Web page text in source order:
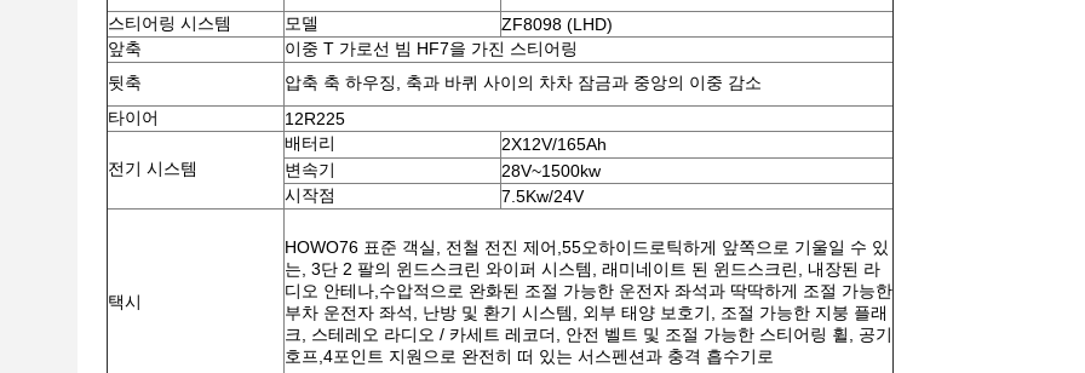
스티어링 시스템
모델
ZF8098 (LHD)
앞축
이중 T 가로선 빔 HF7을 가진 스티어링
뒷축
압축 축 하우징, 축과 바퀴 사이의 차차 잠금과 중앙의 이중 감소
타이어
12R225
전기 시스템
배터리
2X12V/165Ah
변속기
28V~1500kw
시작점
7.5Kw/24V
택시
HOWO76 표준 객실, 전철 전진 제어,55오하이드로틱하게 앞쪽으로 기울일 수 있
는, 3단 2 팔의 윈드스크린 와이퍼 시스템, 래미네이트 된 윈드스크린, 내장된 라
디오 안테나,수압적으로 완화된 조절 가능한 운전자 좌석과 딱딱하게 조절 가능한
부차 운전자 좌석, 난방 및 환기 시스템, 외부 태양 보호기, 조절 가능한 지붕 플래
크, 스테레오 라디오 / 카세트 레코더, 안전 벨트 및 조절 가능한 스티어링 휠, 공기
호프,4포인트 지원으로 완전히 떠 있는 서스펜션과 충격 흡수기로